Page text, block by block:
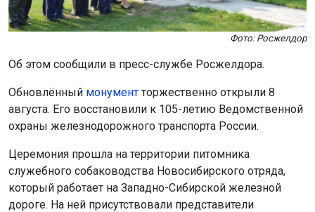
Фото: Росжелдор
Об этом сообщили в пресс-службе Росжелдора.
Обновлённый монумент торжественно открыли 8
августа. Его восстановили к 105-летию Ведомственной
охраны железнодорожного транспорта России.
Церемония прошла на территории питомника
служебного собаководства Новосибирского отряда,
который работает на Западно-Сибирской железной
дороге. На ней присутствовали представители